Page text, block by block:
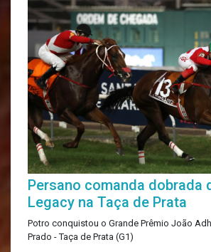
Persano comanda dobrada
Legacy na Taça de Prata
Potro conquistou o Grande Prêmio João
Prado - Taça de Prata (G1)